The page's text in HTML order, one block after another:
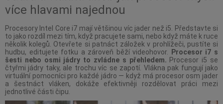
více hlavami najednou
Procesory Intel Core i7 mají většinou víc jader než i5. Představte si
to jako rozdíl mezi tím, když pracujete sami, nebo když máte k ruce
několik kolegů. Otevřete si patnáct záložek v prohlížeči, pustíte si
hudbu, editujete fotku a zároveň běží videohovor.
Procesor i7 s
šesti nebo osmi jádry to zvládne s přehledem. Procesor i5 se
čtyřmi jádry taky, ale trochu víc se zapotí. Vlákna pak fungují jako
virtuální pomocníci pro každé jádro — když má procesor osm jader
a šestnáct vláken, dokáže efektivněji rozdělovat práci mezi
jednotlivé části čipu.